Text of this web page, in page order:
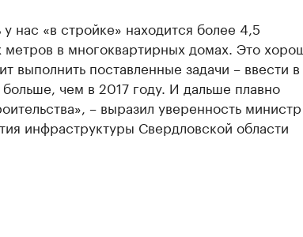
нас «в стройке» находится более 4,5
метров в многоквартирных домах. Это
выполнить поставленные задачи – ввести в
чем в 2017 году. И дальше плавно
– выразил уверенность министр
инфраструктуры Свердловской области